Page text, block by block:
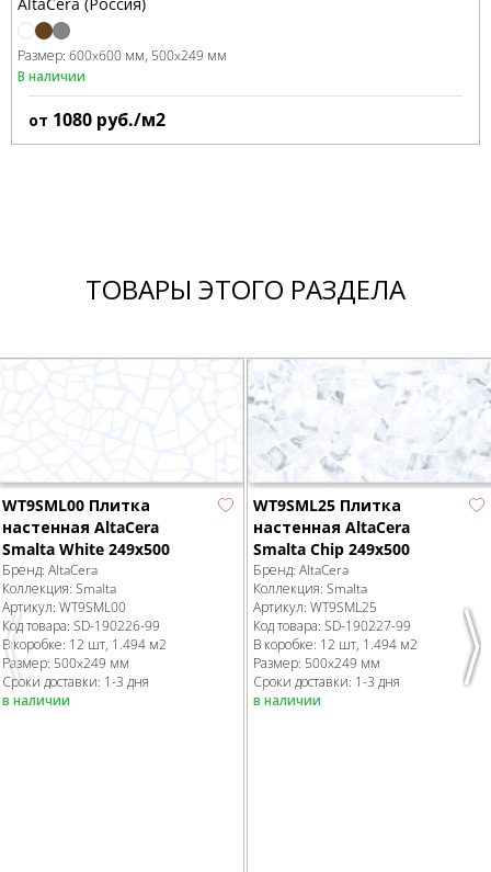
AltaCera (Россия)
Размер: 600x600 мм 500x249 мм
В наличии
от 1080 руб./м2
ТОВАРЫ ЭТОГО РАЗДЕЛА
Previous
WT9SML00 Плитка
настенная AltaCera
Smalta White 249x500
Бренд: AltaCera
Коллекция: Smalta
Артикул: WT9SML00
Код товара: SD-190226-99
В коробке: 12 шт, 1.494 м2
Размер: 500x249 мм
Сроки доставки: 1-3 дня
в наличии
WT9SML25 Плитка
настенная AltaCera
Smalta Chip 249x500
Бренд: AltaCera
Коллекция: Smalta
Артикул: WT9SML25
Код товара: SD-190227-99
В коробке: 12 шт, 1.494 м2
Размер: 500x249 мм
Сроки доставки: 1-3 дня
в наличии